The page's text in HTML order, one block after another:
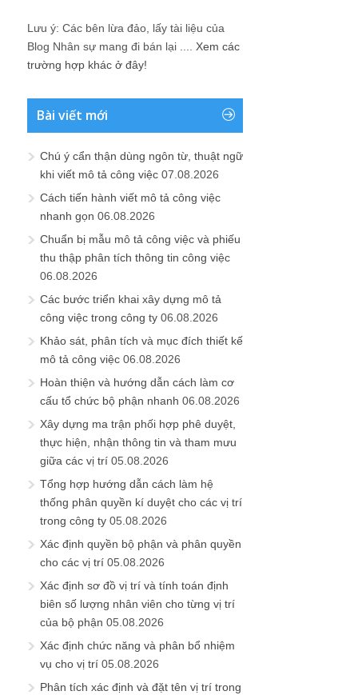
Lưu ý: Các bên lừa đảo, lấy tài liệu của
Blog Nhân sự mang đi bán lại .... Xem các
trường hợp khác ở đây!
Bài viết mới
Chú ý cẩn thận dùng ngôn từ, thuật ngữ
khi viết mô tả công việc 07.08.2026
Cách tiến hành viết mô tả công việc
nhanh gọn 06.08.2026
Chuẩn bị mẫu mô tả công việc và phiếu
thu thập phân tích thông tin công việc
06.08.2026
Các bước triển khai xây dựng mô tả
công việc trong công ty 06.08.2026
Khảo sát, phân tích và mục đích thiết kế
mô tả công việc 06.08.2026
Hoàn thiện và hướng dẫn cách làm cơ
cấu tổ chức bộ phận nhanh 06.08.2026
Xây dựng ma trận phối hợp phê duyệt,
thực hiện, nhận thông tin và tham mưu
giữa các vị trí 05.08.2026
Tổng hợp hướng dẫn cách làm hệ
thống phân quyền kí duyệt cho các vị trí
trong công ty 05.08.2026
Xác định quyền bộ phận và phân quyền
cho các vị trí 05.08.2026
Xác định sơ đồ vị trí và tính toán định
biên số lượng nhân viên cho từng vị trí
của bộ phận 05.08.2026
Xác định chức năng và phân bổ nhiệm
vụ cho vị trí 05.08.2026
Phân tích xác định và đặt tên vị trí trong